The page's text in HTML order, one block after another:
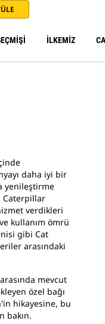
İLKEMİZ
daha iyi bir
yenileştirme
Caterpillar
verdikleri
kullanım ömrü
gibi Cat
arasındaki
mevcut
özel bağı
hikayesine, bu
bakın.